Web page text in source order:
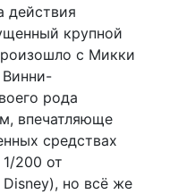
действия
крупной
с Микки
рода
впечатляюще
средствах
200 от
но всё же